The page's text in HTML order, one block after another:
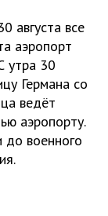
августа все
аэропорт
утра 30
Германа со
ведёт
аэропорту.
военного